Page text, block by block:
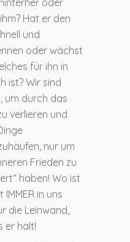
Hat er den
und
oder wächst
für ihn in
ist? Wir sind
um durch das
verlieren und
nur um
Frieden zu
haben! Wo ist
in uns
die Leinwand,
er hält!